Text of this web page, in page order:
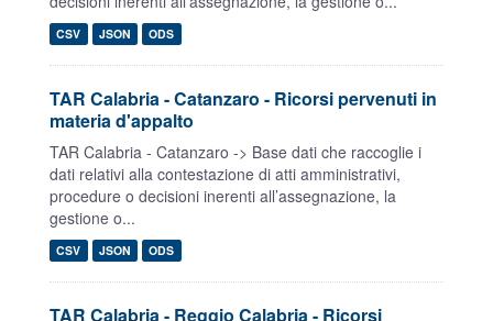
CSV JSON ODS
TAR Calabria - Catanzaro - Ricorsi pervenuti in
materia d'appalto
TAR Calabria - Catanzaro -> Base dati che raccoglie i
dati relativi alla contestazione di atti amministrativi,
procedure o decisioni inerenti all’assegnazione, la
gestione o...
CSV JSON ODS
TAR Calabria - Reggio Calabria - Ricorsi